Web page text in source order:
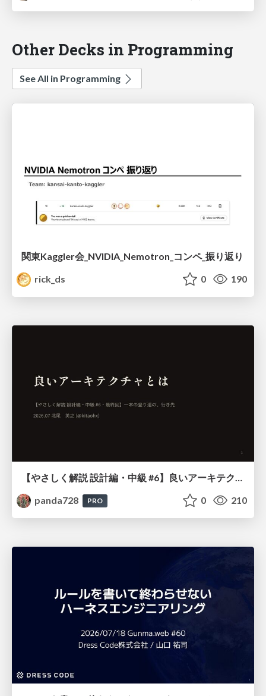
Other Decks in Programming
See All in Programming
関東Kaggler会_NVIDIA_Nemotron_コンペ_振り返り
rick_ds
0 190
【やさしく解説 設計編・中級 #6】良いアーキテクチャとは ～ 一本の登り道の、行き先 ～
panda728
PRO 0 210